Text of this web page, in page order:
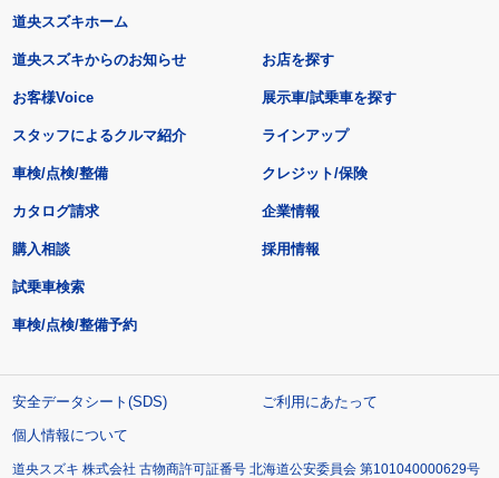
道央スズキホーム
道央スズキからのお知らせ
お客様Voice
スタッフによるクルマ紹介
お店を探す
展示車/試乗車を探す
ラインアップ
車検/点検/整備 クレジット/保険
カタログ請求
購入相談
試乗車検索
車検/点検/整備予約
企業情報
採用情報
安全データシート(SDS)
ご利用にあたって
個人情報について
道央スズキ 株式会社 古物商許可証番号 北海道公安委員会 第101040000629号